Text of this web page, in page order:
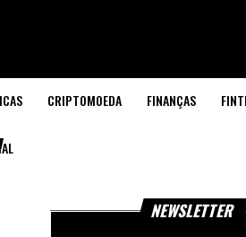
CRIPTOMOEDA FINANÇAS
NEWSLETTER